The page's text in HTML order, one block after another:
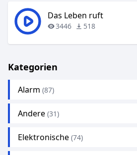
Das Leben ruft
3446 518
Kategorien
Alarm (87)
Andere (31)
Elektronische (74)